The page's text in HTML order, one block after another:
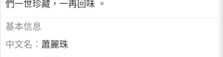
們一世珍藏，一再回味 。
基本信息
中文名： 蕭麗珠